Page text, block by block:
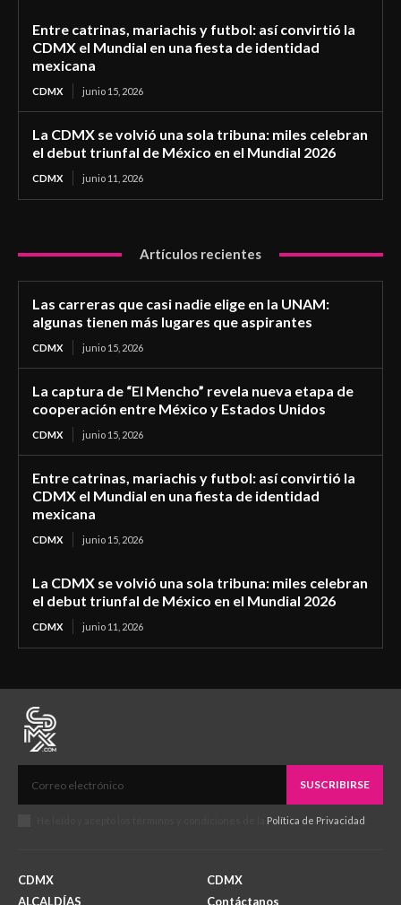
Entre catrinas, mariachis y futbol: así convirtió la
CDMX el Mundial en una fiesta de identidad
mexicana
CDMX junio 15, 2026
La CDMX se volvió una sola tribuna: miles celebran
el debut triunfal de México en el Mundial 2026
CDMX junio 11, 2026
Artículos recientes
Las carreras que casi nadie elige en la UNAM:
algunas tienen más lugares que aspirantes
CDMX junio 15, 2026
La captura de “El Mencho” revela nueva etapa de
cooperación entre México y Estados Unidos
CDMX junio 15, 2026
Entre catrinas, mariachis y futbol: así convirtió la
CDMX el Mundial en una fiesta de identidad
mexicana
CDMX junio 15, 2026
La CDMX se volvió una sola tribuna: miles celebran
el debut triunfal de México en el Mundial 2026
CDMX junio 11, 2026
SUSCRIBIRSE
Política de Privacidad
CDMX
ALCALDÍAS
CDMX
Contáctanos